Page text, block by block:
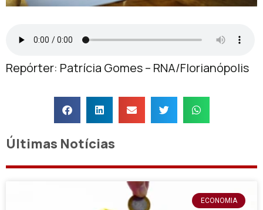
Repórter: Patrícia Gomes – RNA/Florianópolis
Últimas Notícias
ECONOMIA